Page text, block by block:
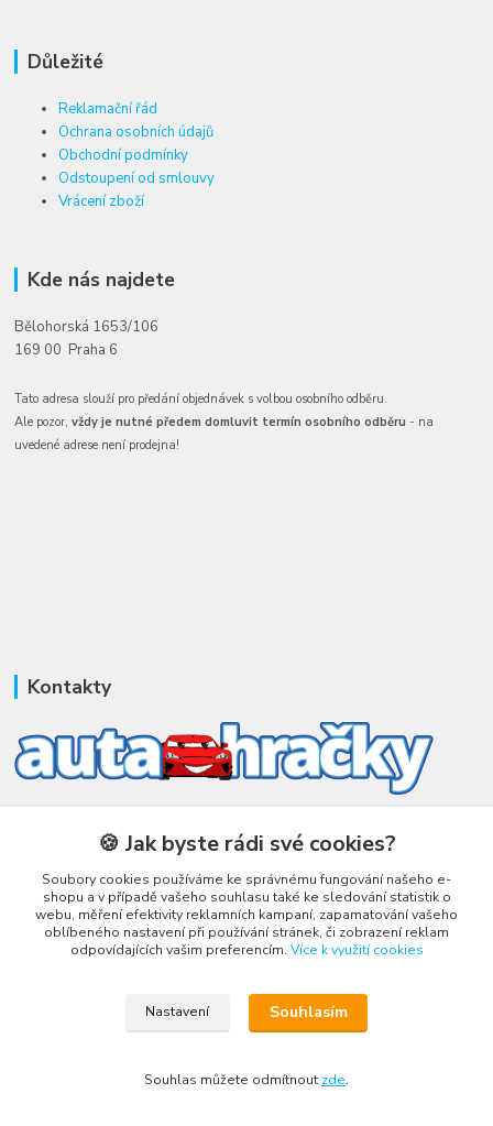
Důležité
Reklamační řád
Ochrana osobních údajů
Obchodní podmínky
Odstoupení od smlouvy
Vrácení zboží
Kde nás najdete
Bělohorská 1653/106
169 00 Praha 6
Tato adresa slouží pro předání objednávek s volbou osobního odběru.
Ale pozor,vždy je nutné předem domluvit termín osobního odběru - na
uvedené adrese není prodejna!
Kontakty
+420 775 231 066
honza@autahracky.cz
🍪 Jak byste rádi své cookies?
Soubory cookies používáme ke správnému fungování našeho e-
shopu a v případě vašeho souhlasu také ke sledování statistik o
webu, měření efektivity reklamních kampaní, zapamatování vašeho
oblíbeného nastavení při používání stránek, či zobrazení reklam
odpovídajících vašim preferencím. Více k využití cookies
Nastavení Souhlasím
Souhlas můžete odmítnout zde.